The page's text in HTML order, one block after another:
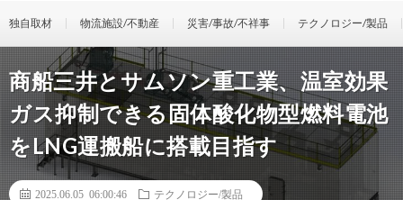
独自取材 物流施設/不動産 災害/事故/不祥事 テクノロジー/製品
商船三井とサムソン重工業、温室効果
ガス抑制できる固体酸化物型燃料電池
をLNG運搬船に搭載目指す
2025.06.05 06:00:46 テクノロジー/製品